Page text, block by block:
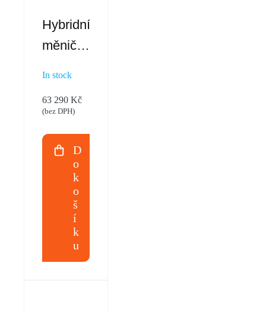
Hybridní
měnič
SUN-
In stock
63 290 Kč
(bez DPH)
D
o
k
o
š
í
k
u